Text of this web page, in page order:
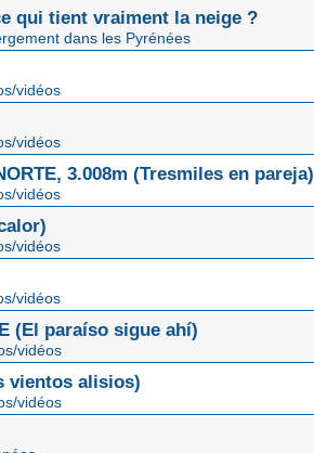
qui tient vraiment la neige ?
dans les Pyrénées
vidéos
vidéos
3.008m (Tresmiles en pareja)
vidéos
vidéos
vidéos
(El paraíso sigue ahí)
vidéos
vientos alisios)
vidéos